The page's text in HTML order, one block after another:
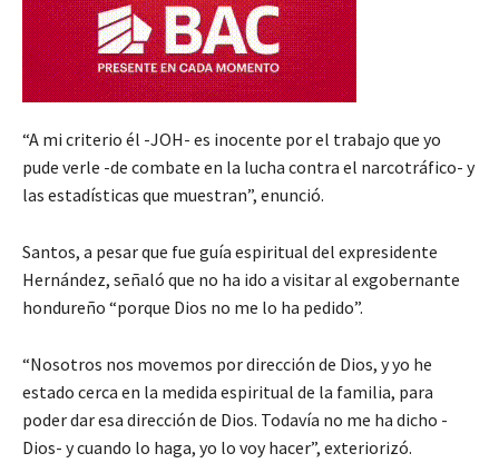
“A mi criterio él -JOH- es inocente por el trabajo que yo
pude verle -de combate en la lucha contra el narcotráfico- y
las estadísticas que muestran”, enunció.
Santos, a pesar que fue guía espiritual del expresidente
Hernández, señaló que no ha ido a visitar al exgobernante
hondureño “porque Dios no me lo ha pedido”.
“Nosotros nos movemos por dirección de Dios, y yo he
estado cerca en la medida espiritual de la familia, para
poder dar esa dirección de Dios. Todavía no me ha dicho -
Dios- y cuando lo haga, yo lo voy hacer”, exteriorizó.